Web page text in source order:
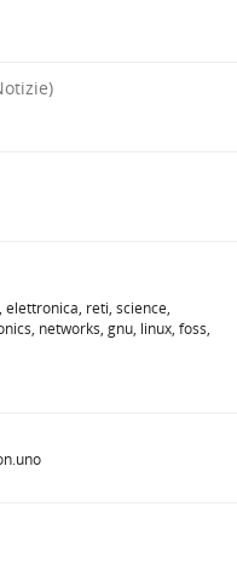
elettronica, reti, science,
networks, gnu, linux, foss,